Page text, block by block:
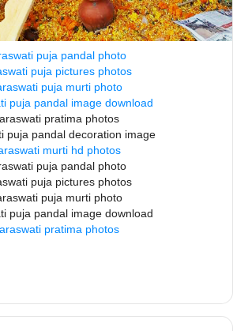
puja pandal photo
puja pictures photos
puja murti photo
puja pandal image download
pratima photos
puja pandal decoration image
murti hd photos
puja pandal photo
puja pictures photos
puja murti photo
puja pandal image download
pratima photos